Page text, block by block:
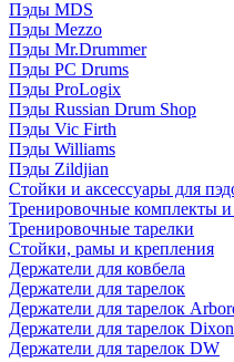
Пэды MDS
Пэды Mezzo
Пэды Mr.Drummer
Пэды PC Drums
Пэды ProLogix
Пэды Russian Drum Shop
Пэды Vic Firth
Пэды Williams
Пэды Zildjian
Стойки и аксессуары для
Тренировочные комплекты и
Тренировочные тарелки
Стойки, рамы и крепления
Держатели для ковбела
Держатели для тарелок
Держатели для тарелок
Держатели для тарелок Dixon
Держатели для тарелок DW